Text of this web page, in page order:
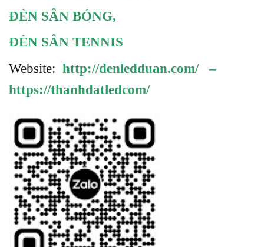
ĐÈN SÂN BÓNG,
ĐÈN SÂN TENNIS
Website: http://denledduan.com/
–
https://thanhdatledcom/